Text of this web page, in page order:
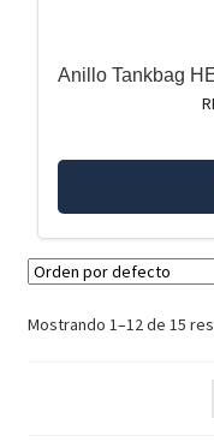
Anillo Tankbag
Mostrando 1–12 de 15